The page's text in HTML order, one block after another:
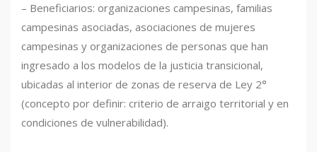
– Beneficiarios: organizaciones campesinas, familias
campesinas asociadas, asociaciones de mujeres
campesinas y organizaciones de personas que han
ingresado a los modelos de la justicia transicional,
ubicadas al interior de zonas de reserva de Ley 2°
(concepto por definir: criterio de arraigo territorial y en
condiciones de vulnerabilidad).